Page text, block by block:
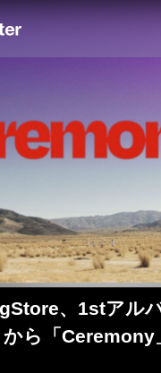
、1stアル
から「Ceremony